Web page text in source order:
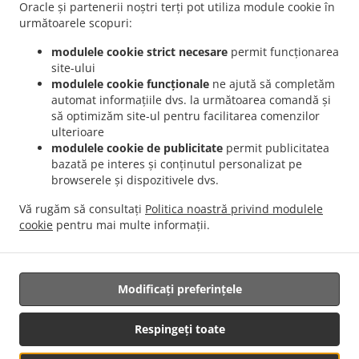
Oracle și partenerii noștri terți pot utiliza module cookie în
următoarele scopuri:
modulele cookie strict necesare permit funcționarea
site-ului
modulele cookie funcționale ne ajută să completăm
automat informațiile dvs. la următoarea comandă și
să optimizăm site-ul pentru facilitarea comenzilor
ulterioare
modulele cookie de publicitate permit publicitatea
bazată pe interes și conținutul personalizat pe
browserele și dispozitivele dvs.
Vă rugăm să consultați Politica noastră privind modulele
cookie pentru mai multe informații.
Respingeți toate
Modificați preferințele
mâncare Romanesc București Sector 3
Livrare mâncare Romanesc București Sector 5 .
Livrare mâncare Romanesc
București Sector 6
Livrare mâncare Romanesc București Fundeni
Livrare mâncare
Romanesc București . Livrare mâncare Romanesc Popești-Leordeni Sector 3 . Livrare
mâncare Romanesc Popești-Leordeni Sector 4
. Livrare mâncare Romanesc Popești-
.
Dobroești Sector 2
Livrare mâncare Romanesc Dobroești
Livrare mâncare
Romanesc Voluntari Pipera
Livrare mâncare Romanesc Voluntari Sector 2
mâncare Romanesc Jilava
Livrare mâncare Romanesc Bragadiru .